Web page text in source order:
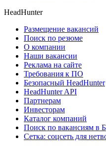
HeadHunter
Размещение вакансий
Поиск по резюме
О компании
Наши вакансии
Реклама на сайте
Требования к ПО
Безопасный HeadHunter
HeadHunter API
Партнерам
Инвесторам
Каталог компаний
Поиск по вакансиям в
Сетка: соцсеть для